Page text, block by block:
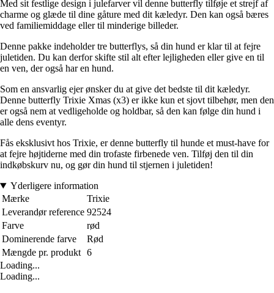
Med sit festlige design i julefarver vil denne butterfly tilføje et strejf af
charme og glæde til dine gåture med dit kæledyr. Den kan også bæres
ved familiemiddage eller til minderige billeder.
Denne pakke indeholder tre butterflys, så din hund er klar til at fejre
juletiden. Du kan derfor skifte stil alt efter lejligheden eller give en til
en ven, der også har en hund.
Som en ansvarlig ejer ønsker du at give det bedste til dit kæledyr.
Denne butterfly Trixie Xmas (x3) er ikke kun et sjovt tilbehør, men den
er også nem at vedligeholde og holdbar, så den kan følge din hund i
alle dens eventyr.
Fås eksklusivt hos Trixie, er denne butterfly til hunde et must-have for
at fejre højtiderne med din trofaste firbenede ven. Tilføj den til din
indkøbskurv nu, og gør din hund til stjernen i juletiden!
Yderligere information
Mærke
Trixie
Leverandør reference 92524
Farve
rød
Dominerende farve
Rød
Mængde pr. produkt 6
Loading...
Loading...